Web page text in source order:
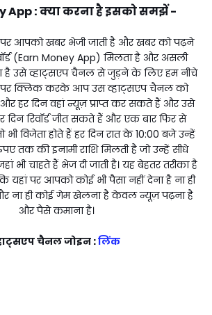
App : क्या करना है इसको समझें -
आपको खबर भेजी जाती है और खबर को पढ़ने
(Earn Money App) मिलता है और असली
है उसे व्हाट्सएप चैनल से जुड़ने के लिए हम नीचे
पर क्लिक करके आप उस व्हाट्सएप चैनल को
हर दिन वहां न्यूज़ प्राप्त कर सकते हैं और उसे
रिवॉर्ड जीत सकते हैं और एक बार फिर से
भी विजेता होते हैं हर दिन रात के 10:00 बजे उन्हें
तक की इनामी राशि मिलती है जो उन्हें सीधे
भी चाहते हैं भेज दी जाती है। यह बेहतर तरीका है
पर आपको कोई भी पैसा नहीं देना है ना ही
ना ही कोई गेम खेलना है केवल न्यूज़ पढ़ना है
और पैसे कमाना है।
चैनल जोइन :लिंक